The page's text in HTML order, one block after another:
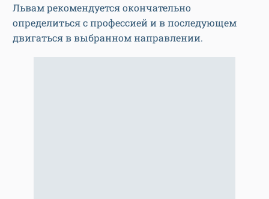
Львам рекомендуется окончательно
определиться с профессией и в последующем
двигаться в выбранном направлении.